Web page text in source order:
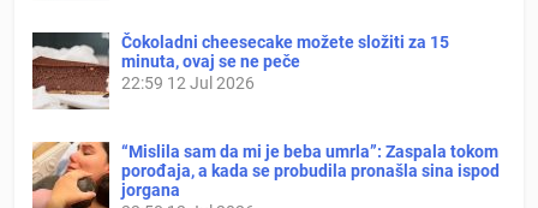
Čokoladni cheesecake možete složiti za 15
minuta, ovaj se ne peče
22:59 12 Jul 2026
“Mislila sam da mi je beba umrla”: Zaspala tokom
porođaja, a kada se probudila pronašla sina ispod
jorgana